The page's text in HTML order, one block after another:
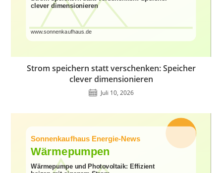
Strom speichern statt verschenken: Speicher
clever dimensionieren
Juli 10, 2026